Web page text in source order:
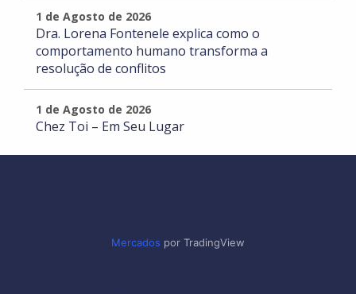
1 de Agosto de 2026
Dra. Lorena Fontenele explica como o
comportamento humano transforma a
resolução de conflitos
1 de Agosto de 2026
Chez Toi – Em Seu Lugar
Mercados por TradingView